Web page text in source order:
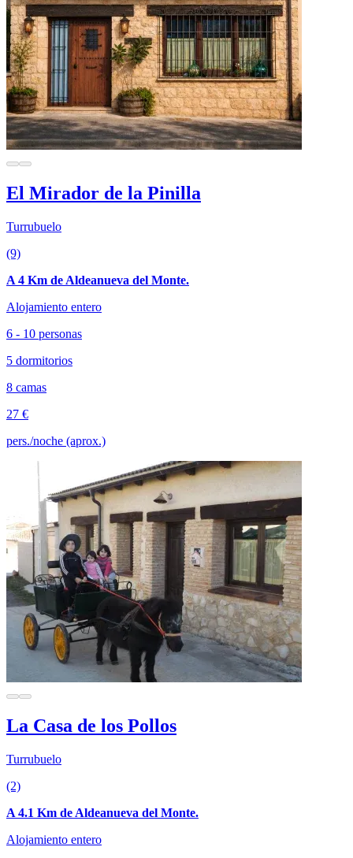
El Mirador de la Pinilla
Turrubuelo
(9)
A 4 Km de Aldeanueva del Monte.
Alojamiento entero
6 - 10 personas
5 dormitorios
8 camas
27 €
pers./noche (aprox.)
La Casa de los Pollos
Turrubuelo
(2)
A 4.1 Km de Aldeanueva del Monte.
Alojamiento entero